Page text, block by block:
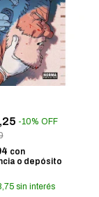
-10% OFF
con
o depósito
sin interés